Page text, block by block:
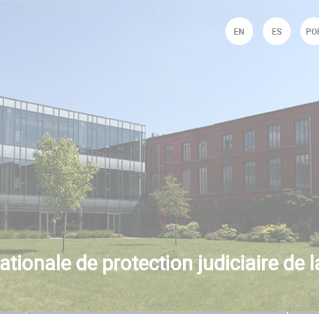
de protection judiciaire de
EN ES